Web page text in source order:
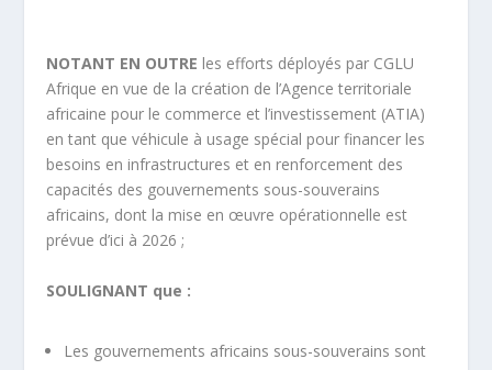
NOTANT EN OUTRE les efforts déployés par CGLU
Afrique en vue de la création de l’Agence territoriale
africaine pour le commerce et l’investissement (ATIA)
en tant que véhicule à usage spécial pour financer les
besoins en infrastructures et en renforcement des
capacités des gouvernements sous-souverains
africains, dont la mise en œuvre opérationnelle est
prévue d’ici à 2026 ;
SOULIGNANT que :
Les gouvernements africains sous-souverains sont